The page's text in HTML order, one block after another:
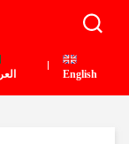
English العربية